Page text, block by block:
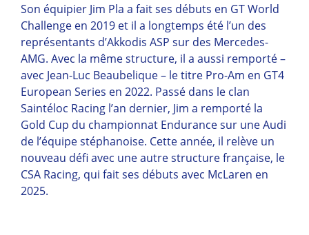
Son équipier Jim Pla a fait ses débuts en GT World
Challenge en 2019 et il a longtemps été l’un des
représentants d’Akkodis ASP sur des Mercedes-
AMG. Avec la même structure, il a aussi remporté –
avec Jean-Luc Beaubelique – le titre Pro-Am en GT4
European Series en 2022. Passé dans le clan
Saintéloc Racing l’an dernier, Jim a remporté la
Gold Cup du championnat Endurance sur une Audi
de l’équipe stéphanoise. Cette année, il relève un
nouveau défi avec une autre structure française, le
CSA Racing, qui fait ses débuts avec McLaren en
2025.